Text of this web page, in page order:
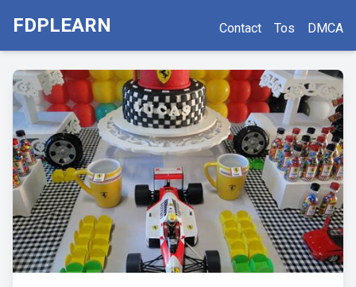
FDPLEARN Contact Tos DMCA